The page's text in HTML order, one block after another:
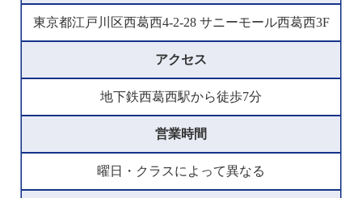
東京都江戸川区西葛西4-2-28 サニーモール西葛西3F
アクセス
地下鉄西葛西駅から徒歩7分
営業時間
曜日・クラスによって異なる